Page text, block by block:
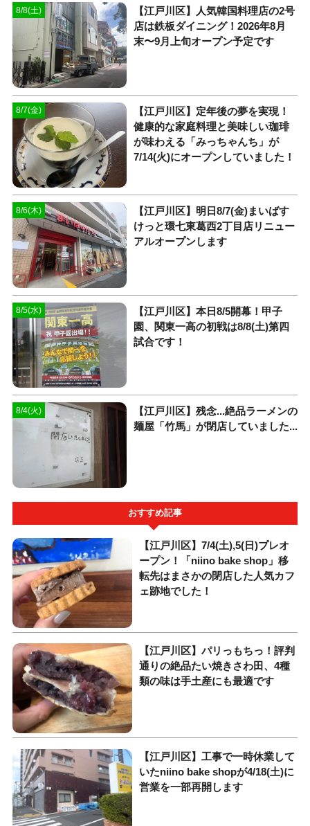
8/8(土)
【江戸川区】人気韓国料理店の2号
店は鉄板ダイニング！2026年8月
末〜9月上旬オープン予定です
8/7(金)
【江戸川区】定年後の夢を実現！
健康的な家庭料理と美味しい珈琲
が味わえる「みっちゃんち」が
7/14(火)にオープンしていました！
8/6(木)
【江戸川区】明日8/7(金)まいばす
けっと環七東葛西2丁目店リニュー
アルオープンします
8/5(水)
【江戸川区】本日8/5開幕！甲子
園、関東一高の初戦は8/8(土)第四
試合です！
8/4(火)
【江戸川区】残念...絶品ラーメンの
麺屋「竹馬」が閉店していました...
おすすめ記事
【江戸川区】7/4(土),5(日)プレオ
ープン！「niino bake shop」移
転先はまさかの閉店した人気カフ
ェ跡地でした！
【江戸川区】パリっもちっ！評判
通りの絶品たい焼きさわ田、4種
類の味は手土産にも最適です
【江戸川区】工事で一時休業して
いたniino bake shopが4/18(土)に
営業を一部再開します